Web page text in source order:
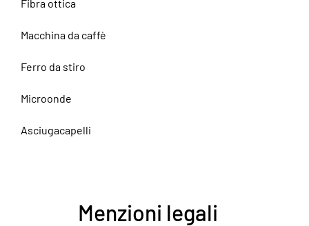
Fibra ottica
Macchina da caffè
Ferro da stiro
Microonde
Asciugacapelli
Menzioni legali